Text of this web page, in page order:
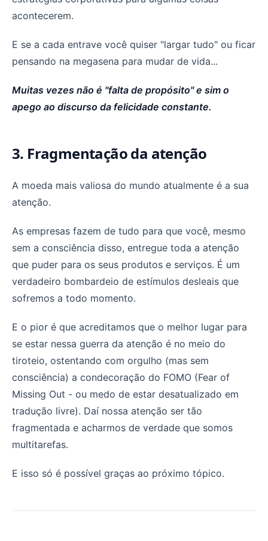
acontecerem.
E se a cada entrave você quiser "largar tudo" ou ficar
pensando na megasena para mudar de vida...
Muitas vezes não é "falta de propósito" e sim o
apego ao discurso da felicidade constante.
3. Fragmentação da atenção
A moeda mais valiosa do mundo atualmente é a sua
atenção.
As empresas fazem de tudo para que você, mesmo
sem a consciência disso, entregue toda a atenção
que puder para os seus produtos e serviços. É um
verdadeiro bombardeio de estímulos desleais que
sofremos a todo momento.
E o pior é que acreditamos que o melhor lugar para
se estar nessa guerra da atenção é no meio do
tiroteio, ostentando com orgulho (mas sem
consciência) a condecoração do FOMO (Fear of
Missing Out - ou medo de estar desatualizado em
tradução livre). Daí nossa atenção ser tão
fragmentada e acharmos de verdade que somos
multitarefas.
E isso só é possível graças ao próximo tópico.